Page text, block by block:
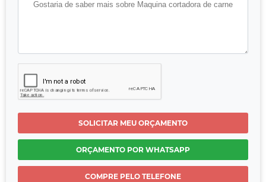
SOLICITAR MEU ORÇAMENTO
ORÇAMENTO POR WHATSAPP
COMPRE PELO TELEFONE